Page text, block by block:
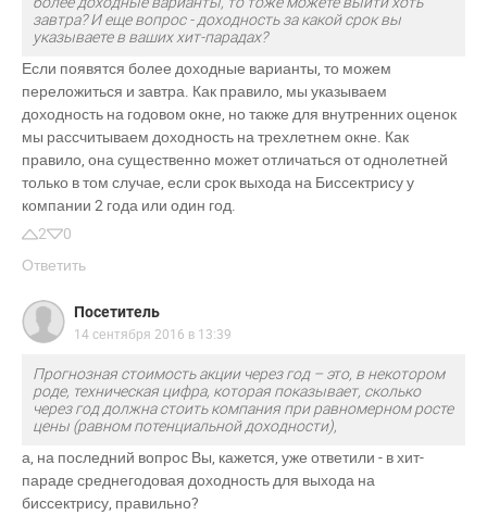
завтра? И еще вопрос - доходность за какой срок вы
указываете в ваших хит-парадах?
Если появятся более доходные варианты, то можем
переложиться и завтра. Как правило, мы указываем
доходность на годовом окне, но также для внутренних оценок
мы рассчитываем доходность на трехлетнем окне. Как
правило, она существенно может отличаться от однолетней
только в том случае, если срок выхода на Биссектрису у
компании 2 года или один год.
2
0
Ответить
Посетитель
14 сентября 2016 в 13:39
Прогнозная стоимость акции через год – это, в некотором
роде, техническая цифра, которая показывает, сколько
через год должна стоить компания при равномерном росте
цены (равном потенциальной доходности),
а, на последний вопрос Вы, кажется, уже ответили - в хит-
параде среднегодовая доходность для выхода на
биссектрису, правильно?